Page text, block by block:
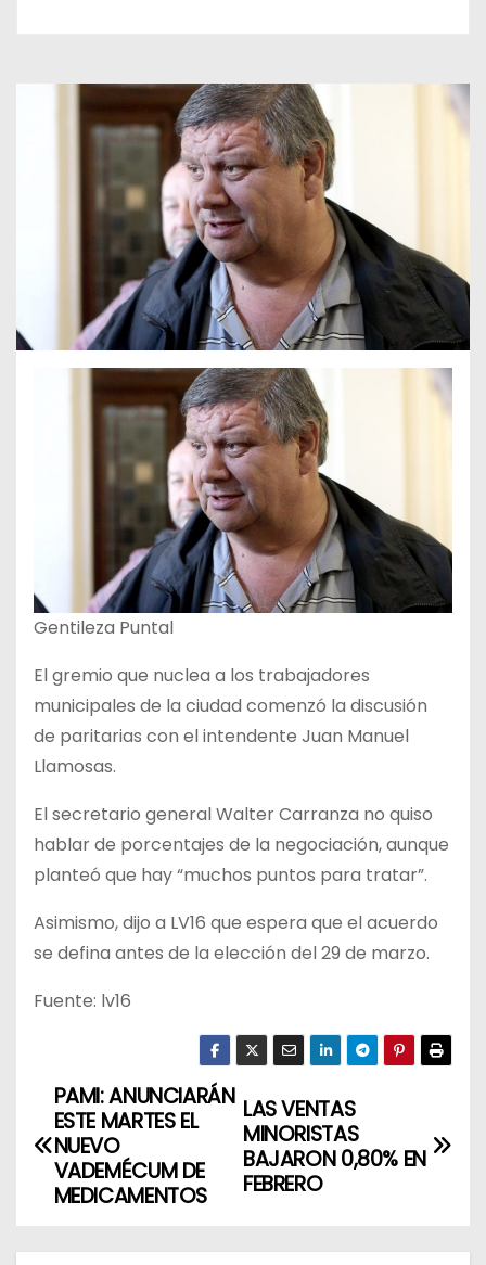
Gentileza Puntal
El gremio que nuclea a los trabajadores
municipales de la ciudad comenzó la discusión
de paritarias con el intendente Juan Manuel
Llamosas.
El secretario general Walter Carranza no quiso
hablar de porcentajes de la negociación, aunque
planteó que hay “muchos puntos para tratar”.
Asimismo, dijo a LV16 que espera que el acuerdo
se defina antes de la elección del 29 de marzo.
Fuente: lv16
N
a
e
LAS VENTAS
MINORISTAS
BAJARON 0,80% EN
FEBRERO
PAMI: ANUNCIARÁN
ESTE MARTES EL
NUEVO
VADEMÉCUM DE
MEDICAMENTOS